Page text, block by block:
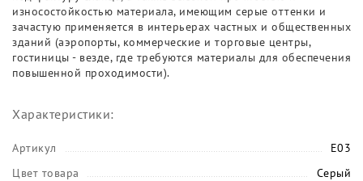
износостойкостью материала, имеющим серые оттенки и
зачастую применяется в интерьерах частных и общественных
зданий (аэропорты, коммерческие и торговые центры,
гостиницы - везде, где требуются материалы для обеспечения
повышенной проходимости).
Характеристики:
Артикул
E03
Цвет товара
Серый